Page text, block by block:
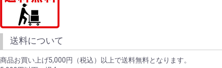
送料について
商品お買い上げ5,000円（税込）以上で送料無料となります。